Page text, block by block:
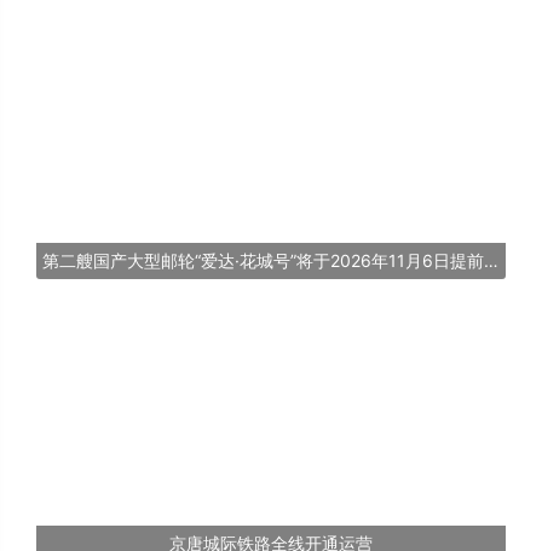
第二艘国产大型邮轮“爱达·花城号”将于2026年11月6日提前交付
京唐城际铁路全线开通运营